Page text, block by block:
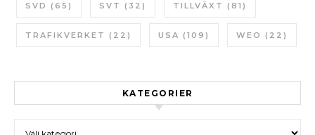
SVD (65) SVT (32) TILLVÄXT (81)
TRAFIKVERKET (22) USA (109) WEO (22)
KATEGORIER